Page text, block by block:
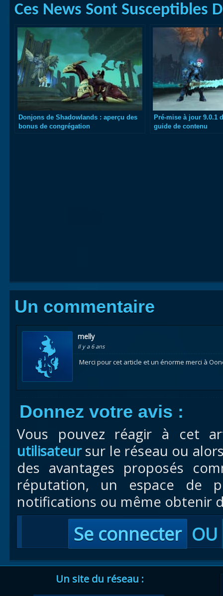
Ces News Sont Susceptibles
Donjons de Shadowlands : aperçu des
bonus de congrégation
Pré-mise à jour 9.0.1
guide de contenu
Un commentaire
melly
Il y a 6 ans
Merci pour cet article et un énorme merci à
Donnez votre avis :
Vous pouvez réagir à cet
utilisateursur le réseau ou
des avantages proposés
réputation, un espace de
notifications ou même obtenir
Se connecter OU
Un site du réseau :